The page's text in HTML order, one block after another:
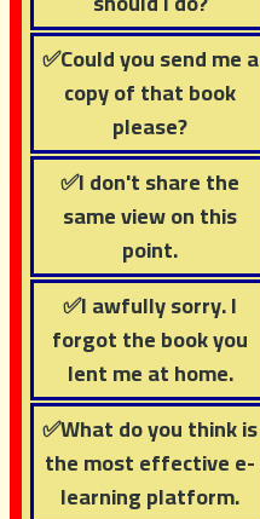
✅Could you send me a
copy of that book
please?
✅I don't share the
same view on this
point.
✅I awfully sorry. I
forgot the book you
lent me at home.
✅What do you think is
the most effective e-
learning platform.